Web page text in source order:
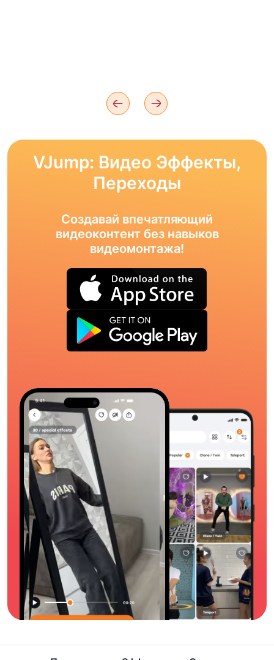
VJump: Видео Эффекты,
Переходы
Создавай впечатляющий
видеоконтент без навыков
видеомонтажа!